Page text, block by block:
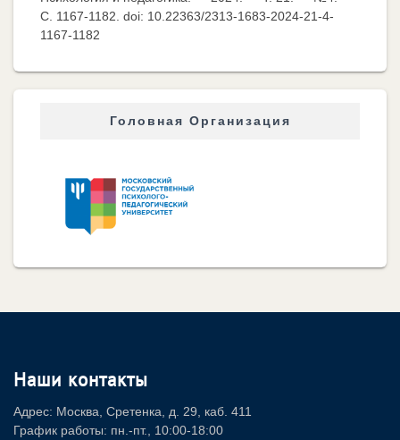
C. 1167-1182. doi: 10.22363/2313-1683-2024-21-4-
1167-1182
Головная Организация
Наши контакты
Адрес: Москва, Сретенка, д. 29, каб. 411
График работы: пн.-пт., 10:00-18:00